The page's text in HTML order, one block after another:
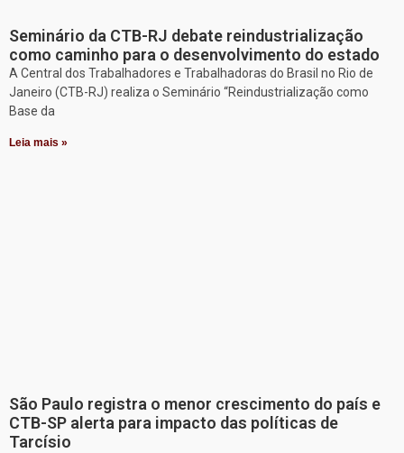
Seminário da CTB-RJ debate reindustrialização
como caminho para o desenvolvimento do estado
A Central dos Trabalhadores e Trabalhadoras do Brasil no Rio de
Janeiro (CTB-RJ) realiza o Seminário “Reindustrialização como
Base da
Leia mais »
São Paulo registra o menor crescimento do país e
CTB-SP alerta para impacto das políticas de
Tarcísio